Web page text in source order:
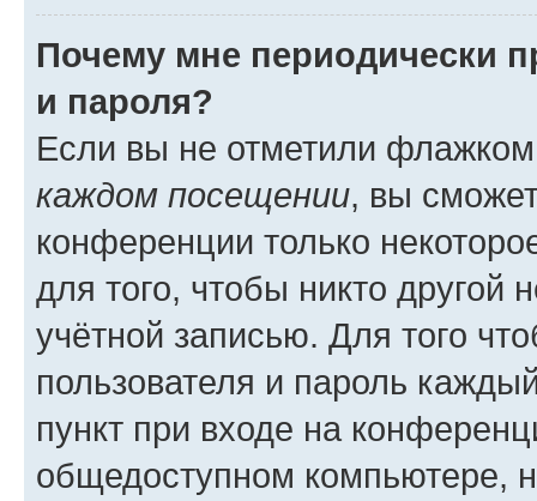
Почему мне периодически
и пароля?
Если вы не отметили
каждом посещении, вы
конференции только
для того, чтобы никто другой
учётной записью. Для того
пользователя и пароль
пункт при входе на
общедоступном компьютере,